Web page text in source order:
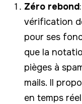
Zéro rebond
vérification
pour ses
que la
pièges à
mails. Il
en temps